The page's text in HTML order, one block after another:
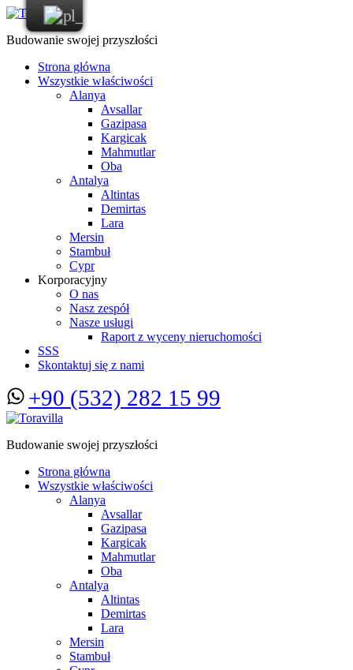
Budowanie swojej przyszłości
Strona główna
Wszystkie właściwości
Alanya
Avsallar
Gazipasa
Kargicak
Mahmutlar
Oba
Antalya
Altintas
Demirtas
Lara
Mersin
Stambuł
Cypr
Korporacyjny
O nas
Nasz zespół
Nasze usługi
Raport z wyceny nieruchomości
SSS
Skontaktuj się z nami
+90 (532) 282 15 99
Budowanie swojej przyszłości
Strona główna
Wszystkie właściwości
Alanya
Avsallar
Gazipasa
Kargicak
Mahmutlar
Oba
Antalya
Altintas
Demirtas
Lara
Mersin
Stambuł